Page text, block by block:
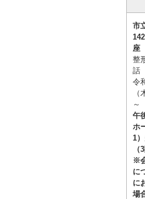
市
座
整
話
令
～
午
ホ
1
（
※
に
に
場